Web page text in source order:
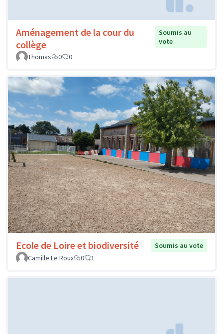
Aménagement de la cour du
collège
Soumis au
vote
Thomas
0 0
Ecole de Loire et biodiversité
Soumis au vote
Camille Le Roux
0 1